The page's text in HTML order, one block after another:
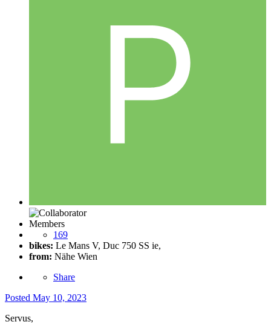
Members
169
bikes: Le Mans V, Duc 750 SS ie,
from: Nähe Wien
Share
Posted May 10, 2023
Servus,